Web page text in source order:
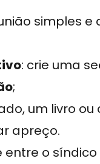
simples
: crie uma
;
um livro
apreço.
o